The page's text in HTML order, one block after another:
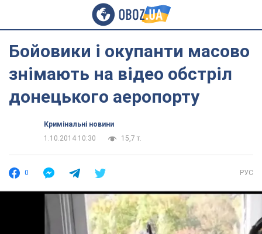
Бойовики і окупанти масово
знімають на відео обстріл
донецького аеропорту
Кримінальні новини
1.10.2014 10:30
15,7 т.
0 РУС